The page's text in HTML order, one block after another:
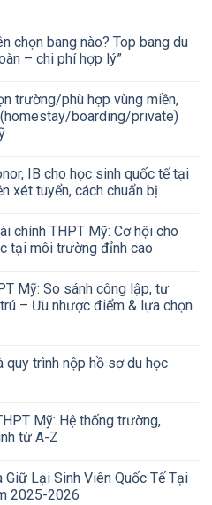
chọn bang nào? Top bang du
– chi phí hợp lý”
trường/phù hợp vùng miền,
(homestay/boarding/private)
IB cho học sinh quốc tế tại
xét tuyển, cách chuẩn bị
chính THPT Mỹ: Cơ hội cho
tại môi trường đỉnh cao
Mỹ: So sánh công lập, tư
– Ưu nhược điểm & lựa chọn
quy trình nộp hồ sơ du học
Mỹ: Hệ thống trường,
từ A-Z
Giữ Lại Sinh Viên Quốc Tế Tại
2025-2026